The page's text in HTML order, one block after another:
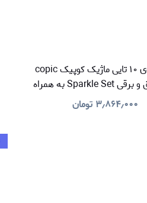
مجموعه‌ی ۱۰ تایی ماژیک کوپیک copic
سری رزق و برقی Sparkle Set به همراه
دو فاین لاینر
۳٫۸۶۴٫۰۰۰ تومان